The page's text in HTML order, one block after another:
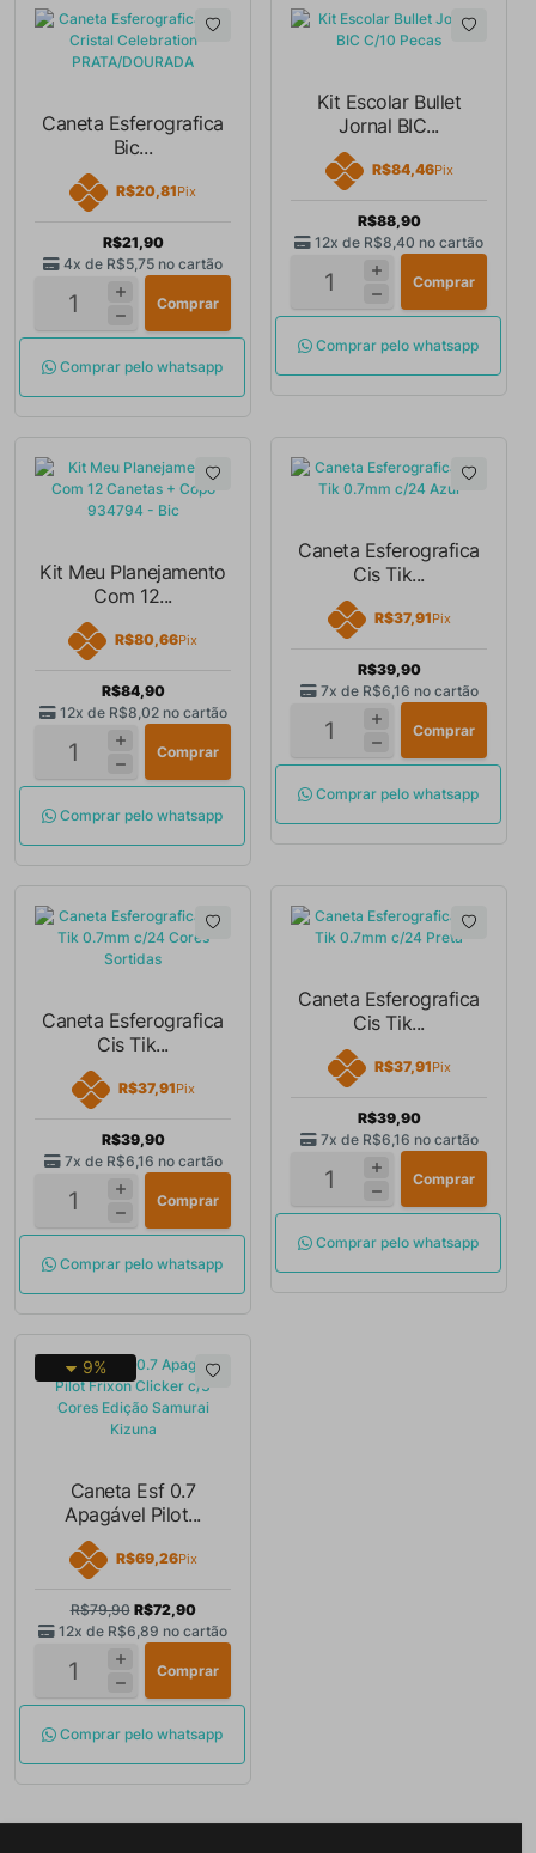
Caneta Esferografica
Bic...
R$20,81Pix
R$21,90
4x de R$5,75 no cartão
Comprar
Comprar pelo whatsapp
Kit Escolar Bullet
Jornal BIC...
R$84,46Pix
R$88,90
12x de R$8,40 no cartão
Comprar
Comprar pelo whatsapp
Kit Meu Planejamento
Com 12...
R$80,66Pix
R$84,90
12x de R$8,02 no cartão
Comprar
Comprar pelo whatsapp
Caneta Esferografica
Cis Tik...
R$37,91Pix
R$39,90
7x de R$6,16 no cartão
Comprar
Comprar pelo whatsapp
Caneta Esferografica
Cis Tik...
R$37,91Pix
R$39,90
7x de R$6,16 no cartão
Comprar
Comprar pelo whatsapp
Caneta Esferografica
Cis Tik...
R$37,91Pix
R$39,90
7x de R$6,16 no cartão
Comprar
Comprar pelo whatsapp
9%
Caneta Esf 0.7
Apagável Pilot...
R$69,26Pix
R$79,90 R$72,90
12x de R$6,89 no cartão
Comprar
Comprar pelo whatsapp